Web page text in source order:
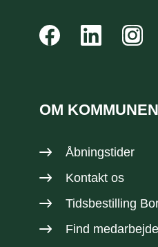
OM KOMMUNEN
Åbningstider
Kontakt os
Tidsbestilling
Find